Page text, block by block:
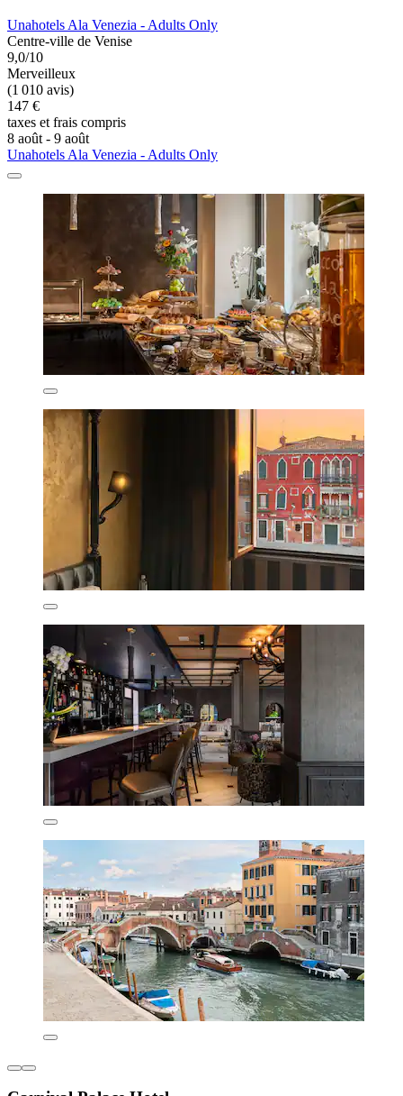
Unahotels Ala Venezia - Adults Only
Centre-ville de Venise
9,0/10
Merveilleux
(1 010 avis)
147 €
taxes et frais compris
8 août - 9 août
Unahotels Ala Venezia - Adults Only